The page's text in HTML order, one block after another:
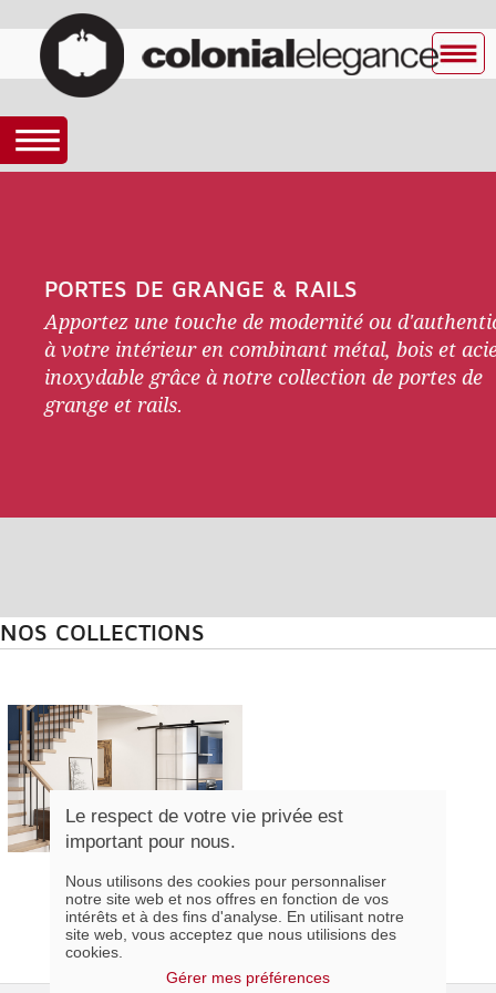
PORTES DE GRANGE & RAILS
Apportez une touche de modernité ou
à votre intérieur en combinant métal, bois et
inoxydable grâce à notre collection de portes de
grange et rails.
NOS COLLECTIONS
Le respect de votre vie privée est
important pour nous.
Nous utilisons des cookies pour personnaliser
notre site web et nos offres en fonction de vos
intérêts et à des fins d'analyse. En utilisant notre
site web, vous acceptez que nous utilisions des
cookies.
Gérer mes préférences